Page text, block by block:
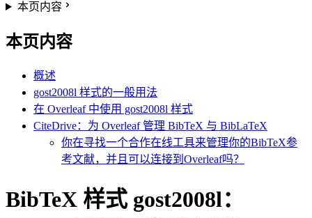
本页内容
本页内容
概述
gost2008l 样式的一般用法
在 Overleaf 中使用 gost2008l 样式
CiteDrive：为 Overleaf 管理 BibTeX 与 BibLaTeX
你在寻找一个合作在线工具来管理你的BibTeX参
考文献，并且可以连接到Overleaf吗？
BibTeX 样式 gost2008l：